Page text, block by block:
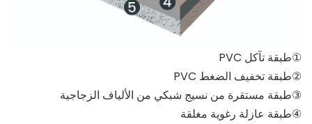
①طبقة تآكل PVC
②طبقة تخفيف الضغط PVC
③طبقة مستقرة من نسيج شبكي من الألياف الزجاجية
④طبقة عازلة رغوية مغلقة